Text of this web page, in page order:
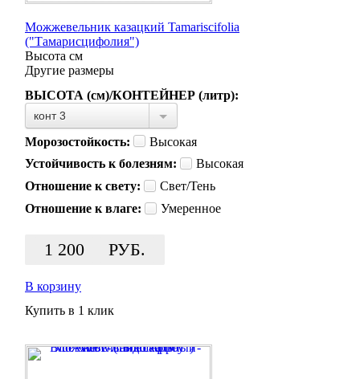
Можжевельник казацкий Tamariscifolia
("Тамарисцифолия")
Высота см
Другие размеры
ВЫСОТА (см)/КОНТЕЙНЕР (литр):
конт 3
Морозостойкость:
Высокая
Устойчивость к болезням:
Высокая
Отношение к свету:
Свет/Тень
Отношение к влаге:
Умеренное
1 200 РУБ.
В корзину
Купить в 1 клик